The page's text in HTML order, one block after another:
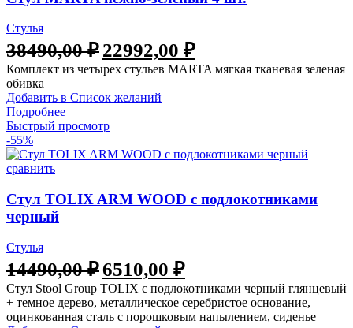
Стулья
38490,00₽ Первоначальная
цена
составляла
22992,00 ₽Текущая
цена:
22992,00 ₽.
Комплект из четырех стульев MARTA мягкая тканевая зеленая
обивка
Добавить в Список желаний
Подробнее
Быстрый просмотр
-55%
сравнить
Стул TOLIX ARM WOOD с подлокотниками
черный
Стулья
14490,00₽ Первоначальная
цена
составляла
14490,00 ₽.
6510,00 ₽Текущая
цена:
6510,00 ₽.
Стул Stool Group TOLIX с подлокотниками черный глянцевый
+ темное дерево, металлическое серебристое основание,
оцинкованная сталь с порошковым напылением, сиденье